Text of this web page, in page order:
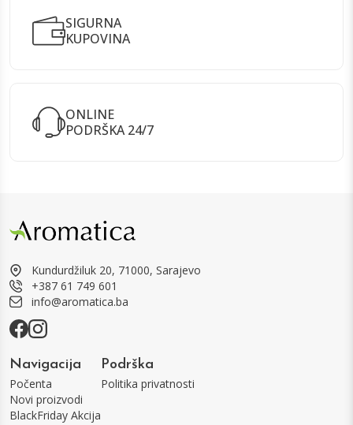
SIGURNA
KUPOVINA
ONLINE
PODRŠKA 24/7
Kundurdžiluk 20, 71000, Sarajevo
+387 61 749 601
info@aromatica.ba
Navigacija
Počenta
Novi proizvodi
BlackFriday Akcija
Podrška
Politika privatnosti